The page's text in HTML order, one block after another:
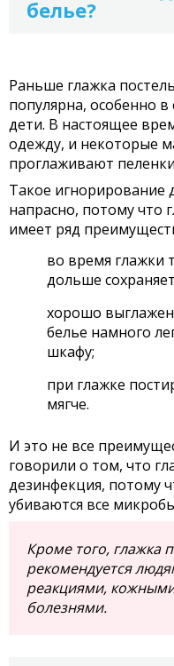
белье?
Раньше глажка
популярна, особенно
дети. В настоящее
одежду, и некоторые
проглаживают
Такое
напрасно, потому что
имеет ряд
во время глажки
дольше
хорошо
белье намного
шкафу;
при глажке
мягче.
И это не все
говорили о том, что
дезинфекция, потому
убиваются все
Кроме того, глажка
рекомендуется
реакциями,
болезнями.